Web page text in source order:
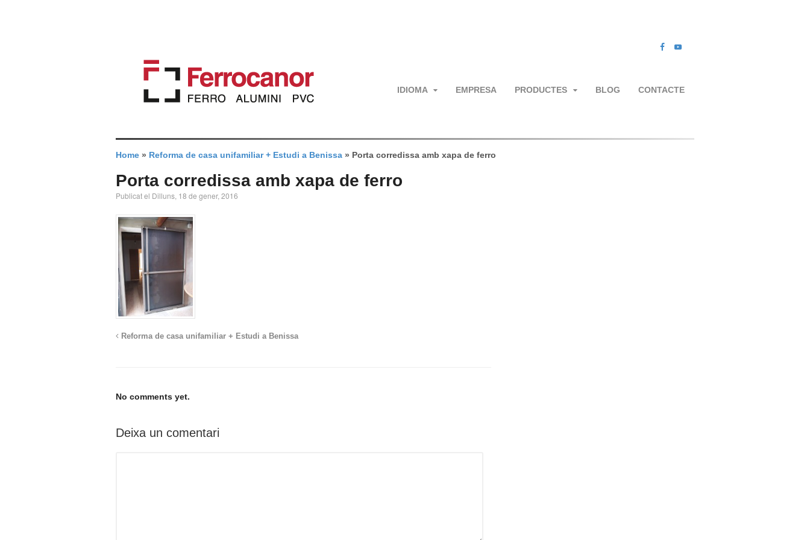
IDIOMA EMPRESA PRODUCTES BLOG CONTACTE
Home » Reforma de casa unifamiliar + Estudi a Benissa » Porta corredissa amb xapa de ferro
Porta corredissa amb xapa de ferro
Publicat el Dilluns, 18 de gener, 2016
Reforma de casa unifamiliar + Estudi a Benissa
No comments yet.
Deixa un comentari